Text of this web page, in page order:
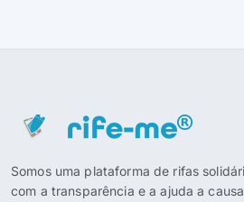
Somos uma plataforma de rifas
com a transparência e a ajuda a